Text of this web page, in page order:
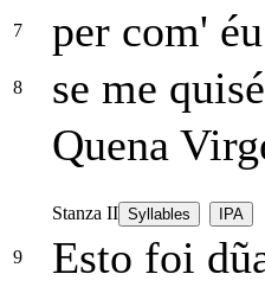
7 per com'
8
se me
Quena
Stanza II Syllables IPA
9 Esto foi